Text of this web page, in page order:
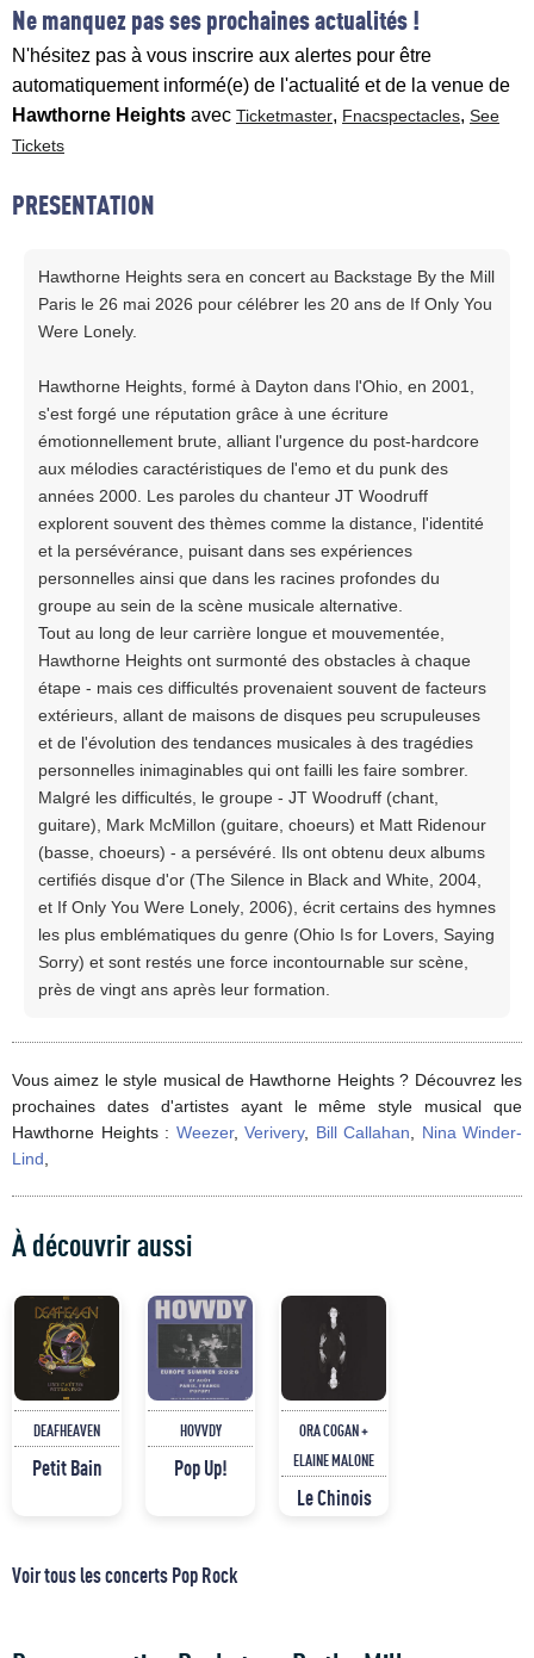
Ne manquez pas ses prochaines actualités !
N'hésitez pas à vous inscrire aux alertes pour être
automatiquement informé(e) de l'actualité et de la venue de
Hawthorne Heights avec Ticketmaster, Fnacspectacles, See
Tickets
PRESENTATION
Hawthorne Heights sera en concert au Backstage By the Mill
Paris le 26 mai 2026 pour célébrer les 20 ans de If Only You
Were Lonely.
Hawthorne Heights, formé à Dayton dans l'Ohio, en 2001,
s'est forgé une réputation grâce à une écriture
émotionnellement brute, alliant l'urgence du post-hardcore
aux mélodies caractéristiques de l'emo et du punk des
années 2000. Les paroles du chanteur JT Woodruff
explorent souvent des thèmes comme la distance, l'identité
et la persévérance, puisant dans ses expériences
personnelles ainsi que dans les racines profondes du
groupe au sein de la scène musicale alternative.
Tout au long de leur carrière longue et mouvementée,
Hawthorne Heights ont surmonté des obstacles à chaque
étape - mais ces difficultés provenaient souvent de facteurs
extérieurs, allant de maisons de disques peu scrupuleuses
et de l'évolution des tendances musicales à des tragédies
personnelles inimaginables qui ont failli les faire sombrer.
Malgré les difficultés, le groupe - JT Woodruff (chant,
guitare), Mark McMillon (guitare, choeurs) et Matt Ridenour
(basse, choeurs) - a persévéré. Ils ont obtenu deux albums
certifiés disque d'or (The Silence in Black and White, 2004,
et If Only You Were Lonely, 2006), écrit certains des hymnes
les plus emblématiques du genre (Ohio Is for Lovers, Saying
Sorry) et sont restés une force incontournable sur scène,
près de vingt ans après leur formation.
Vous aimez le style musical de Hawthorne Heights ? Découvrez les
prochaines dates d'artistes ayant le même style musical que
Hawthorne Heights : Weezer, Verivery, Bill Callahan
Nina Winder-
Lind
À découvrir aussi
DEAFHEAVEN
Petit Bain
HOVVDY
Pop Up!
ORA COGAN +
ELAINE MALONE
Le Chinois
Voir tous les concerts Pop Rock